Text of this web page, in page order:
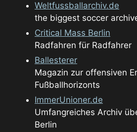
Weltfussballarchiv.de
the biggest soccer
Critical Mass Berlin
Radfahren für Radfahrer
Ballesterer
Magazin zur offensiven
Fußballhorizonts
ImmerUnioner.de
Umfangreiches Archiv
Berlin